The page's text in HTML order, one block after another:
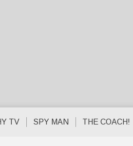
TV SPY MAN THE COACH!